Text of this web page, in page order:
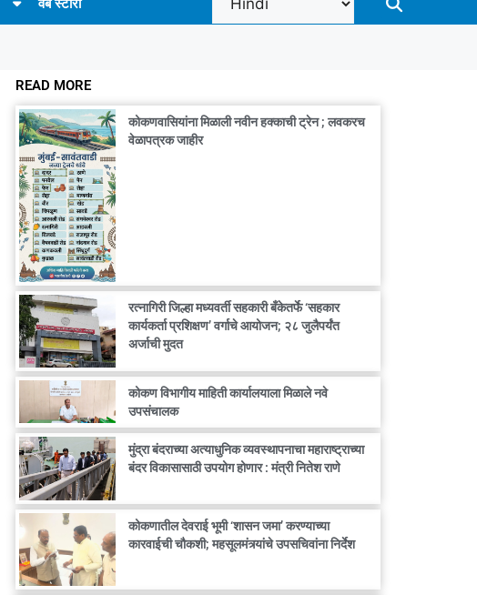
वेब स्टोरी
READ MORE
कोकणवासियांना मिळाली नवीन हक्काची ट्रेन ; लवकरच
वेळापत्रक जाहीर
रत्नागिरी जिल्हा मध्यवर्ती सहकारी बँकेतर्फे ‘सहकार
कार्यकर्ता प्रशिक्षण’ वर्गाचे आयोजन; २८ जुलैपर्यंत
अर्जाची मुदत
कोकण विभागीय माहिती कार्यालयाला मिळाले नवे
उपसंचालक
मुंद्रा बंदराच्या अत्याधुनिक व्यवस्थापनाचा महाराष्ट्राच्या
बंदर विकासासाठी उपयोग होणार : मंत्री नितेश राणे
कोकणातील देवराई भूमी ‘शासन जमा’ करण्याच्या
कारवाईची चौकशी; महसूलमंत्र्यांचे उपसचिवांना निर्देश